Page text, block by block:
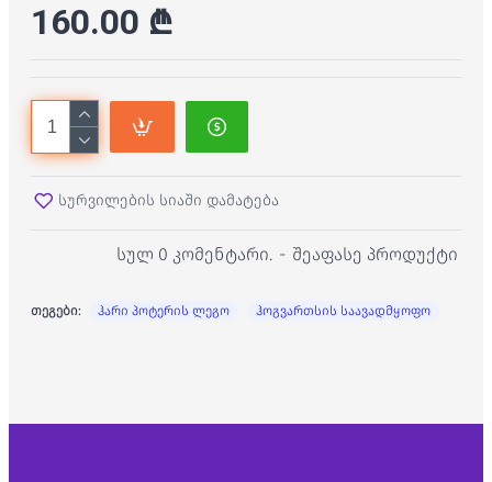
სულ 0 კომენტარი. - შეაფასე პროდუქტი
160.00 ₾
სურვილების სიაში დამატება
თეგები: ჰარი პოტერის ლეგო ჰოგვართსის საავადმყოფო